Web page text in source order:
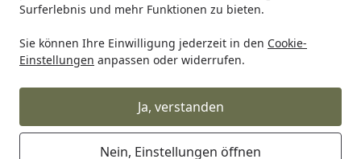
Surferlebnis und mehr Funktionen zu bieten.
Sie können Ihre Einwilligung jederzeit in den Cookie-
Einstellungen anpassen oder widerrufen.
Ja, verstanden
Nein, Einstellungen öffnen
Startseite
Quando BMX-Vorderradnabe KT-D16F 48 Loch
Quando BMX-Vorderradnabe KT-